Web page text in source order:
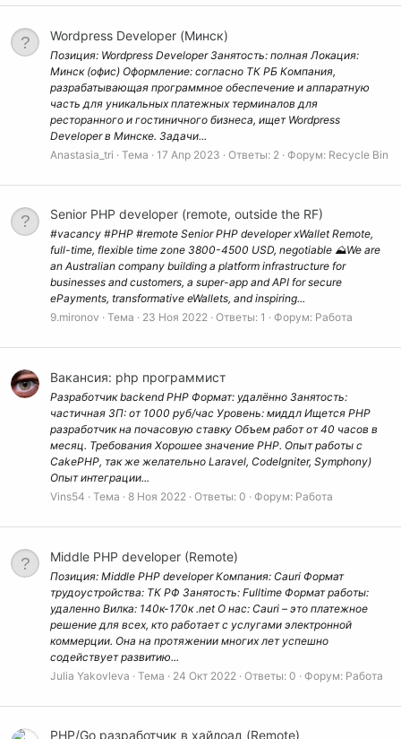
Wordpress Developer (Минск)
Позиция: Wordpress Developer Занятость: полная Локация:
Минск (офис) Оформление: согласно ТК РБ Компания,
разрабатывающая программное обеспечение и аппаратную
часть для уникальных платежных терминалов для
ресторанного и гостиничного бизнеса, ищет Wordpress
Developer в Минске. Задачи...
Anastasia_tri
Тема 17 Апр 2023 Ответы: 2 Форум: Recycle Bin
Senior PHP developer (remote, outside the RF)
#vacancy #PHP #remote Senior PHP developer xWallet Remote,
full-time, flexible time zone 3800-4500 USD, negotiable ⛰We are
an Australian company building a platform infrastructure for
businesses and customers, a super-app and API for secure
ePayments, transformative eWallets, and inspiring...
9.mironov
Тема 23 Ноя 2022 Ответы: 1 Форум: Работа
Вакансия: php программист
Разработчик backend PHP Формат: удалённо Занятость:
частичная ЗП: от 1000 руб/час Уровень: миддл Ищется PHP
разработчик на почасовую ставку Объем работ от 40 часов в
месяц. Требования Хорошее значение PHP. Опыт работы с
CakePHP, так же желательно Laravel, CodeIgniter, Symphony)
Опыт интеграции...
Vins54
Тема 8 Ноя 2022 Ответы: 0 Форум: Работа
Middle PHP developer (Remote)
Позиция: Middle PHP developer Компания: Cauri Формат
трудоустройства: ТК РФ Занятость: Fulltime Формат работы:
удаленно Вилка: 140к-170к .net О нас: Cauri – это платежное
решение для всех, кто работает с услугами электронной
коммерции. Она на протяжении многих лет успешно
содействует развитию...
Julia Yakovleva
Тема 24 Окт 2022 Ответы: 0 Форум: Работа
PHP/Go разработчик в хайлоад (Remote)